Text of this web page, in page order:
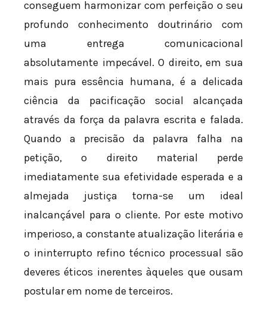
conseguem harmonizar com perfeição o seu
profundo conhecimento doutrinário com
uma entrega comunicacional
absolutamente impecável. O direito, em sua
mais pura essência humana, é a delicada
ciência da pacificação social alcançada
através da força da palavra escrita e falada.
Quando a precisão da palavra falha na
petição, o direito material perde
imediatamente sua efetividade esperada e a
almejada justiça torna-se um ideal
inalcançável para o cliente. Por este motivo
imperioso, a constante atualização literária e
o ininterrupto refino técnico processual são
deveres éticos inerentes àqueles que ousam
postular em nome de terceiros.